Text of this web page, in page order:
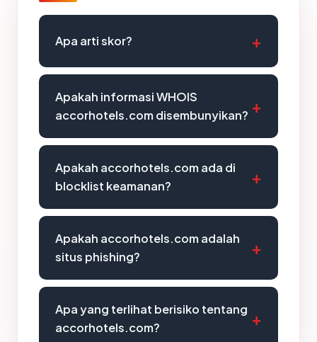
Apa arti skor?
Apakah informasi WHOIS
accorhotels.com disembunyikan?
Apakah accorhotels.com ada di
blocklist keamanan?
Apakah accorhotels.com adalah
situs phishing?
Apa yang terlihat berisiko tentang
accorhotels.com?